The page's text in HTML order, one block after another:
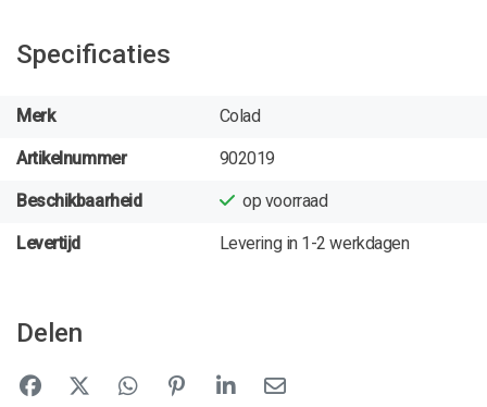
Specificaties
Merk Colad
Artikelnummer 902019
Beschikbaarheid op voorraad
Levertijd Levering in 1-2 werkdagen
Delen